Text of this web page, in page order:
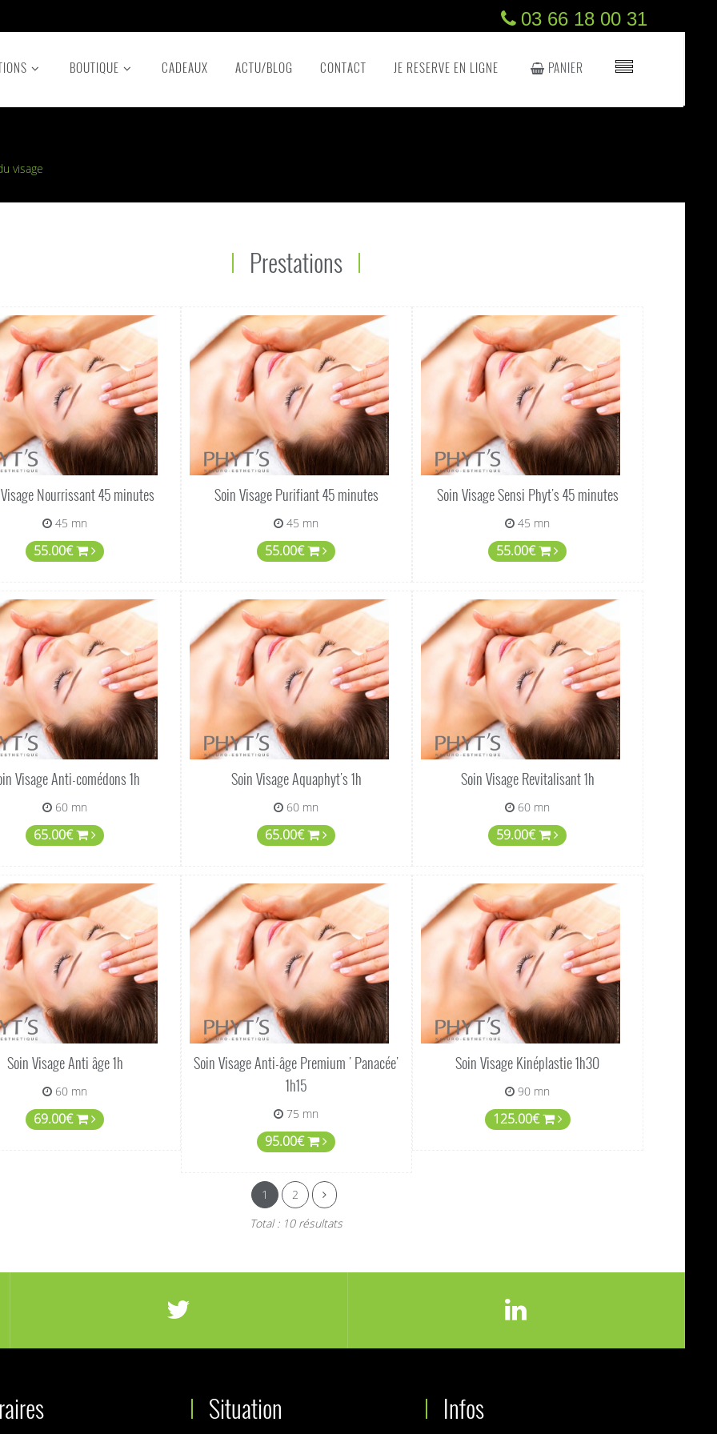
03 66 18 00 31
BOUTIQUE CADEAUX ACTU/BLOG CONTACT JE RESERVE EN LIGNE PANIER
visage
Prestations
Nourrissant 45 minutes
45 mn
55.00€
Soin Visage Purifiant 45 minutes
45 mn
55.00€
Soin Visage Sensi Phyt's 45 minutes
45 mn
55.00€
Visage Anti-comédons 1h
60 mn
65.00€
Soin Visage Aquaphyt's 1h
60 mn
65.00€
Soin Visage Revitalisant 1h
60 mn
59.00€
Soin Visage Anti âge 1h
60 mn
69.00€
Soin Visage Anti-âge Premium ' Panacée'
1h15
75 mn
95.00€
Soin Visage Kinéplastie 1h30
90 mn
125.00€
1
2
Total : 10 résultats
Situation Infos